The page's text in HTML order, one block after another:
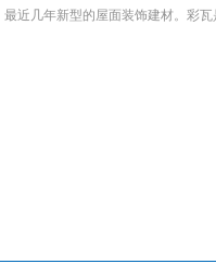
最近几年新型的屋面装饰建材。彩